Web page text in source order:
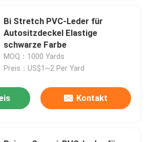
PVC
Bi Stretch PVC-Leder für
Autositzdeckel Elastige
schwarze Farbe
MOQ：1000 Yards
Preis：US$1~2 Per Yard
Kontakt